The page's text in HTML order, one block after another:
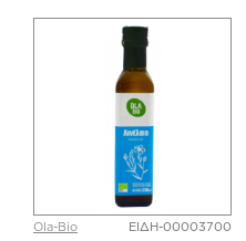
Ola-Bio ΕΙΔΗ-00003700